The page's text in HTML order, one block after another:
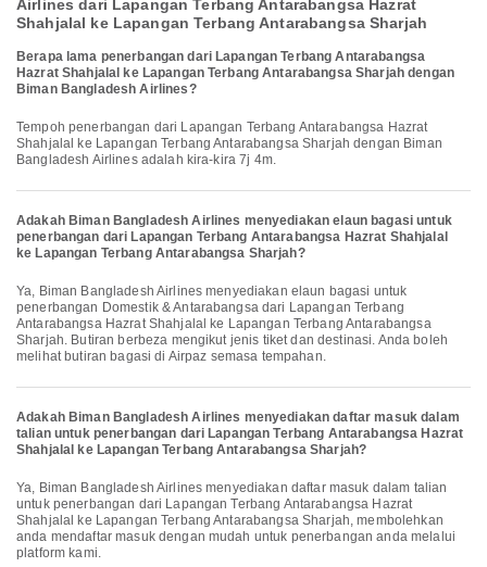
Airlines dari Lapangan Terbang Antarabangsa Hazrat
Shahjalal ke Lapangan Terbang Antarabangsa Sharjah
Berapa lama penerbangan dari Lapangan Terbang Antarabangsa
Hazrat Shahjalal ke Lapangan Terbang Antarabangsa Sharjah dengan
Biman Bangladesh Airlines?
Tempoh penerbangan dari Lapangan Terbang Antarabangsa Hazrat
Shahjalal ke Lapangan Terbang Antarabangsa Sharjah dengan Biman
Bangladesh Airlines adalah kira-kira 7j 4m.
Adakah Biman Bangladesh Airlines menyediakan elaun bagasi untuk
penerbangan dari Lapangan Terbang Antarabangsa Hazrat Shahjalal
ke Lapangan Terbang Antarabangsa Sharjah?
Ya, Biman Bangladesh Airlines menyediakan elaun bagasi untuk
penerbangan Domestik & Antarabangsa dari Lapangan Terbang
Antarabangsa Hazrat Shahjalal ke Lapangan Terbang Antarabangsa
Sharjah. Butiran berbeza mengikut jenis tiket dan destinasi. Anda boleh
melihat butiran bagasi di Airpaz semasa tempahan.
Adakah Biman Bangladesh Airlines menyediakan daftar masuk dalam
talian untuk penerbangan dari Lapangan Terbang Antarabangsa Hazrat
Shahjalal ke Lapangan Terbang Antarabangsa Sharjah?
Ya, Biman Bangladesh Airlines menyediakan daftar masuk dalam talian
untuk penerbangan dari Lapangan Terbang Antarabangsa Hazrat
Shahjalal ke Lapangan Terbang Antarabangsa Sharjah, membolehkan
anda mendaftar masuk dengan mudah untuk penerbangan anda melalui
platform kami.